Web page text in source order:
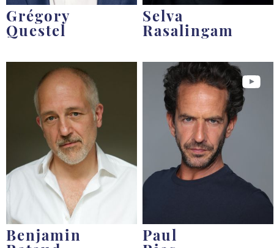
Grégory
Questel
Selva
Rasalingam
Benjamin Paul